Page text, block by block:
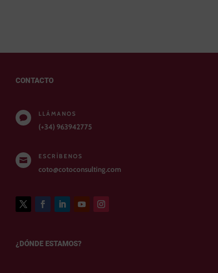
CONTACTO

LLÁMANOS
(+34) 963942775

ESCRÍBENOS
coto@cotoconsulting.com
¿DÓNDE ESTAMOS?